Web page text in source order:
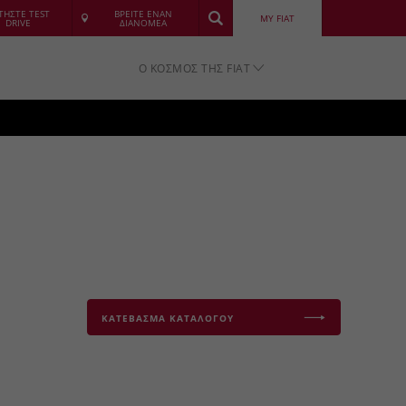
TEST
DRIVE
ΒΡΕΙΤΕ ΕΝΑΝ
ΔΙΑΝΟΜΕΑ MY FIAT
Ο ΚΟΣΜΟΣ ΤΗΣ FIAT
ΚΑΤΕΒΑΣΜΑ ΚΑΤΑΛΟΓΟΥ